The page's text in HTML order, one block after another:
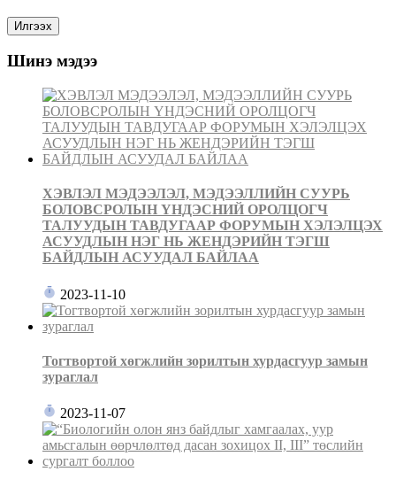
Шинэ мэдээ
ХЭВЛЭЛ МЭДЭЭЛЭЛ, МЭДЭЭЛЛИЙН СУУРЬ
БОЛОВСРОЛЫН ҮНДЭСНИЙ ОРОЛЦОГЧ
ТАЛУУДЫН ТАВДУГААР ФОРУМЫН ХЭЛЭЛЦЭХ
АСУУДЛЫН НЭГ НЬ ЖЕНДЭРИЙН ТЭГШ
БАЙДЛЫН АСУУДАЛ БАЙЛАА
2023-11-10
Тогтвортой хөгжлийн зорилтын хурдасгуур замын
зураглал
2023-11-07